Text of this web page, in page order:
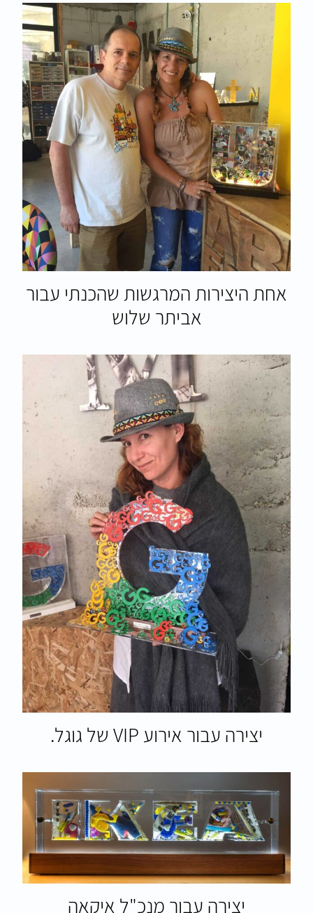
אחת היצירות המרגשות שהכנתי עבור
אביתר שלוש
יצירה עבור אירוע VIP של גוגל.
יצירה עבור מנכ"ל איקאה